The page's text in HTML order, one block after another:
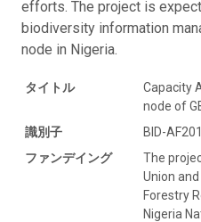
efforts. The project is
biodiversity information
node in Nigeria.
タイトル
Capacity
node of
識別子
BID-
ファンデイング
The
Union
Forestry
Nigeria